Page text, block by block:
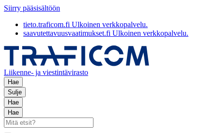
Siirry pääsisältöön
tieto.traficom.fi Ulkoinen verkkopalvelu.
saavutettavuusvaatimukset.fi Ulkoinen verkkopalvelu.
Liikenne- ja viestintävirasto
Hae
Sulje
Hae
Hae